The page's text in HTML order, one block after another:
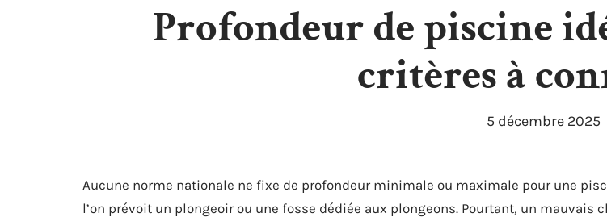
Profondeur de piscine
critères à
5 décembre 2025
Aucune norme nationale ne fixe de profondeur minimale ou maximale pour une
l’on prévoit un plongeoir ou une fosse dédiée aux plongeons. Pourtant, un mauvais